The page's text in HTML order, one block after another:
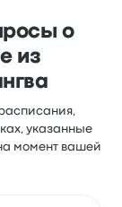
о
из
указанные
момент вашей